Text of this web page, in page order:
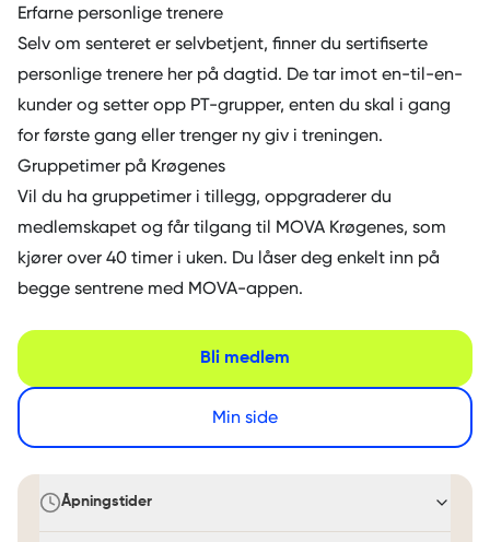
Erfarne personlige trenere
Selv om senteret er selvbetjent, finner du sertifiserte
personlige trenere her på dagtid. De tar imot en-til-en-
kunder og setter opp PT-grupper, enten du skal i gang
for første gang eller trenger ny giv i treningen.
Gruppetimer på Krøgenes
Vil du ha gruppetimer i tillegg, oppgraderer du
medlemskapet og får tilgang til MOVA Krøgenes, som
kjører over 40 timer i uken. Du låser deg enkelt inn på
begge sentrene med MOVA-appen.
Bli medlem
Min side
Åpningstider